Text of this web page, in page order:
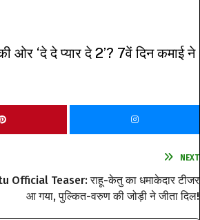
‘दे दे प्यार दे 2’? 7वें दिन कमाई ने
NEXT
Official Teaser: राहू-केतु का धमाकेदार टीजर
आ गया, पुल्कित-वरुण की जोड़ी ने जीता दिल!